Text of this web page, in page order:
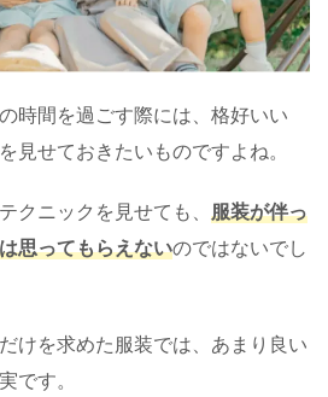
時間を過ごす際には、格好いい
見せておきたいものですよね。
クニックを見せても、 服装が伴っ
思ってもらえないのではないでし
けを求めた服装では、あまり良い
です。